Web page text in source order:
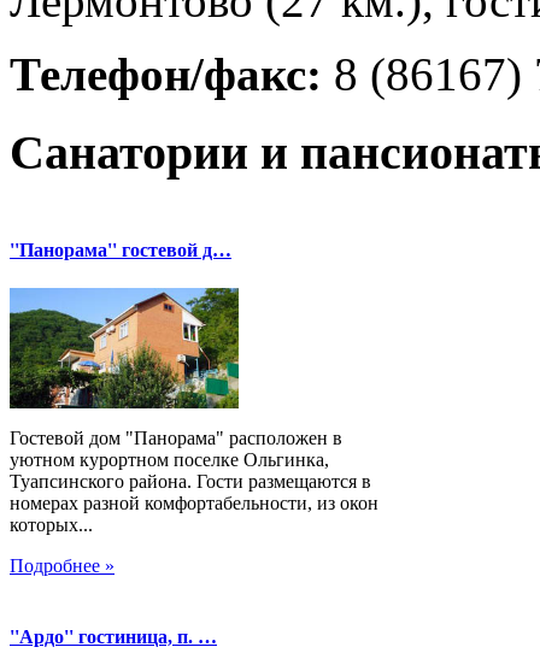
Телефон/факс: 8 (86167)
Санатории и
''Панорама'' гостевой д…
Гостевой дом "Панорама" расположен в
уютном курортном поселке Ольгинка,
Туапсинского района. Гости размещаются в
номерах разной комфортабельности, из окон
которых...
Подробнее »
''Ардо'' гостиница, п. …